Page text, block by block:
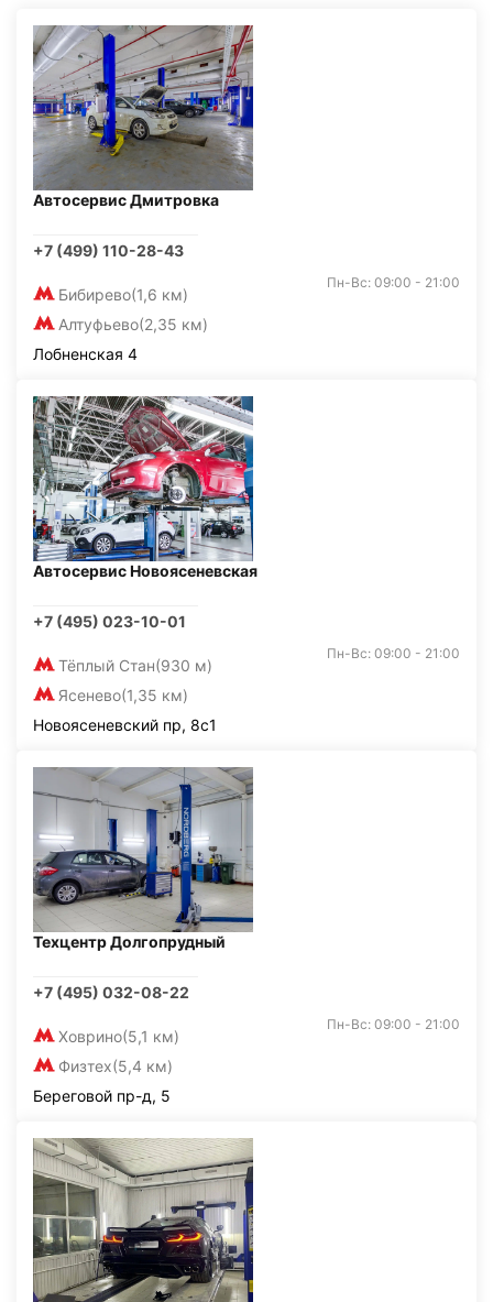
Автосервис Дмитровка
+7 (499) 110-28-43
Бибирево(1,6 км)
Алтуфьево(2,35 км)
Пн-Вс: 09:00 - 21:00
Лобненская 4
Автосервис Новоясеневская
+7 (495) 023-10-01
Тёплый Стан(930 м)
Ясенево(1,35 км)
Пн-Вс: 09:00 - 21:00
Новоясеневский пр, 8с1
Техцентр Долгопрудный
+7 (495) 032-08-22
Ховрино(5,1 км)
Физтех(5,4 км)
Пн-Вс: 09:00 - 21:00
Береговой пр-д, 5